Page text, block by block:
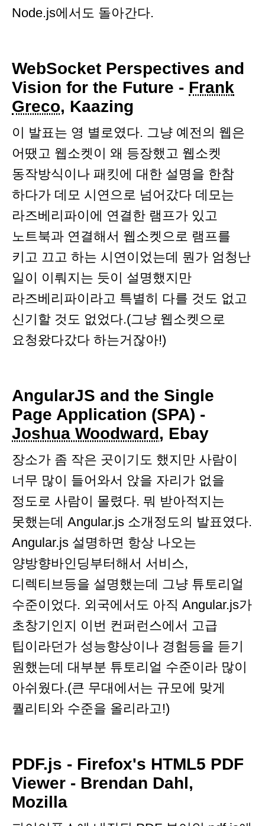
Node.js에서도 돌아간다.
WebSocket Perspectives and
Vision for the Future - Frank
Greco, Kaazing
이 발표는 영 별로였다. 그냥 예전의 웹은
어땠고 웹소켓이 왜 등장했고 웹소켓
동작방식이나 패킷에 대한 설명을 한참
하다가 데모 시연으로 넘어갔다 데모는
라즈베리파이에 연결한 램프가 있고
노트북과 연결해서 웹소켓으로 램프를
키고 끄고 하는 시연이었는데 뭔가 엄청난
일이 이뤄지는 듯이 설명했지만
라즈베리파이라고 특별히 다를 것도 없고
신기할 것도 없었다.(그냥 웹소켓으로
요청왔다갔다 하는거잖아!)
AngularJS and the Single
Page Application (SPA) -
Joshua Woodward, Ebay
장소가 좀 작은 곳이기도 했지만 사람이
너무 많이 들어와서 앉을 자리가 없을
정도로 사람이 몰렸다. 뭐 받아적지는
못했는데 Angular.js 소개정도의 발표였다.
Angular.js 설명하면 항상 나오는
양방향바인딩부터해서 서비스,
디렉티브등을 설명했는데 그냥 튜토리얼
수준이었다. 외국에서도 아직 Angular.js가
초창기인지 이번 컨퍼런스에서 고급
팁이라던가 성능향상이나 경험등을 듣기
원했는데 대부분 튜토리얼 수준이라 많이
아쉬웠다.(큰 무대에서는 규모에 맞게
퀄리티와 수준을 올리라고!)
PDF.js - Firefox's HTML5 PDF
Viewer - Brendan Dahl,
Mozilla